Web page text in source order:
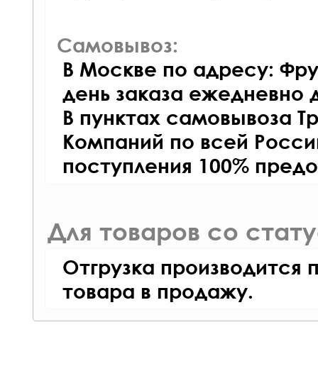
Самовывоз:
В Москве по адресу:
день заказа ежедневно
В пунктах самовывоза
Компаний по всей
поступления 100%
Для товаров со
Отгрузка производится
товара в продажу.